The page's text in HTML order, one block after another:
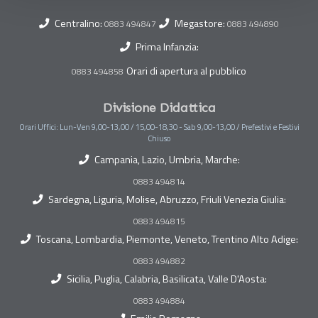
Centralino: 0883 494847 Megastore: 0883 494890
Prima Infanzia:
0883 494858 Orari di apertura al pubblico
Divisione Didattica
Orari Uffici: Lun-Ven 9,00-13,00 / 15,00-18,30 - Sab 9,00-13,00 / Prefestivi e Festivi
Chiuso
Campania, Lazio, Umbria, Marche:
0883 494814
Sardegna, Liguria, Molise, Abruzzo, Friuli Venezia Giulia:
0883 494815
Toscana, Lombardia, Piemonte, Veneto, Trentino Alto Adige:
0883 494882
Sicilia, Puglia, Calabria, Basilicata, Valle D'Aosta:
0883 494884